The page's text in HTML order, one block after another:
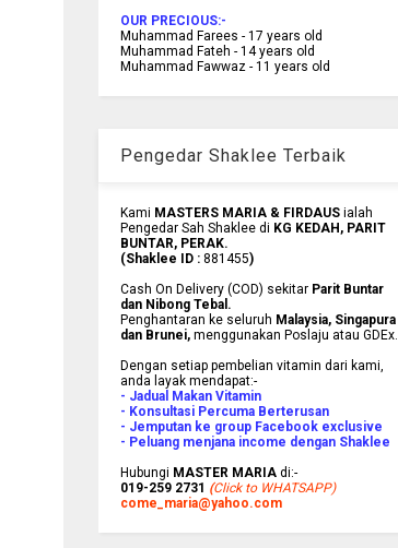
OUR PRECIOUS:-
Muhammad Farees - 17 years old
Muhammad Fateh - 14 years old
Muhammad Fawwaz - 11 years old
Pengedar Shaklee Terbaik
Kami MASTERS MARIA & FIRDAUS ialah
Pengedar Sah Shaklee di KG KEDAH, PARIT
BUNTAR, PERAK.
(Shaklee ID : 881455)
Cash On Delivery (COD) sekitar Parit Buntar
dan Nibong Tebal.
Penghantaran ke seluruh Malaysia, Singapura
dan Brunei,menggunakan Poslaju atau GDEx.
Dengan setiap pembelian vitamin dari kami,
anda layak mendapat:-
- Jadual Makan Vitamin
- Konsultasi Percuma Berterusan
- Jemputan ke group Facebook exclusive
- Peluang menjana income dengan Shaklee
Hubungi MASTER MARIAdi:-
019-259 2731 (Click to WHATSAPP)
come_maria@yahoo.com